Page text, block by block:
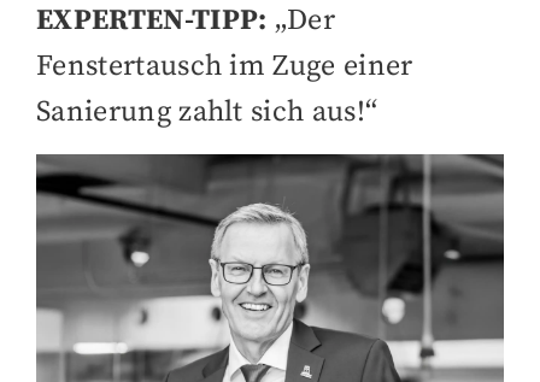
EXPERTEN-TIPP: „Der
Fenstertausch im Zuge einer
Sanierung zahlt sich aus!“